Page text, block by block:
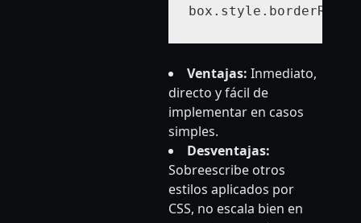
Ventajas: Inmediato,
directo y fácil de
implementar en casos
simples.
Desventajas:
Sobreescribe otros
estilos aplicados por
CSS, no escala bien en